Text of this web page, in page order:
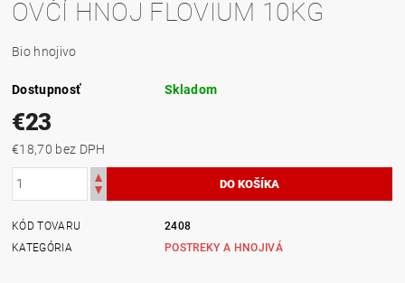
OVČÍ HNOJ FLOVIUM 10KG
Bio hnojivo
Dostupnosť Skladom
€23
€18,70 bez DPH
KÓD TOVARU
2408
KATEGÓRIA
POSTREKY A HNOJIVÁ